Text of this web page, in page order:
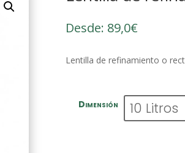
Desde: 89,0€
Lentilla de refinamiento o
Dimensión